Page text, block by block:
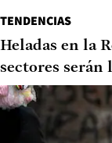
TENDENCIAS
Heladas en la
sectores serán